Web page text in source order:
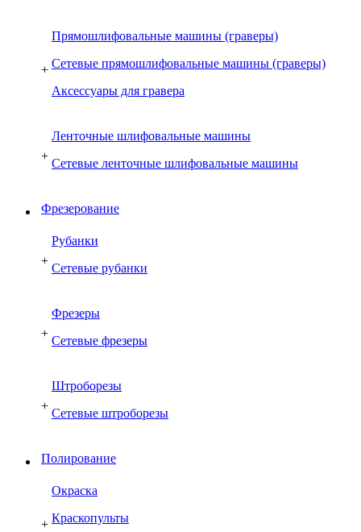
+
Прямошлифовальные машины (граверы)
Сетевые прямошлифовальные машины (граверы)
Аксессуары для гравера
+
Ленточные шлифовальные машины
Сетевые ленточные шлифовальные машины
Фрезерование
+
Рубанки
Сетевые рубанки
+
Фрезеры
Сетевые фрезеры
+
Штроборезы
Сетевые штроборезы
Полирование
+
Окраска
Краскопульты